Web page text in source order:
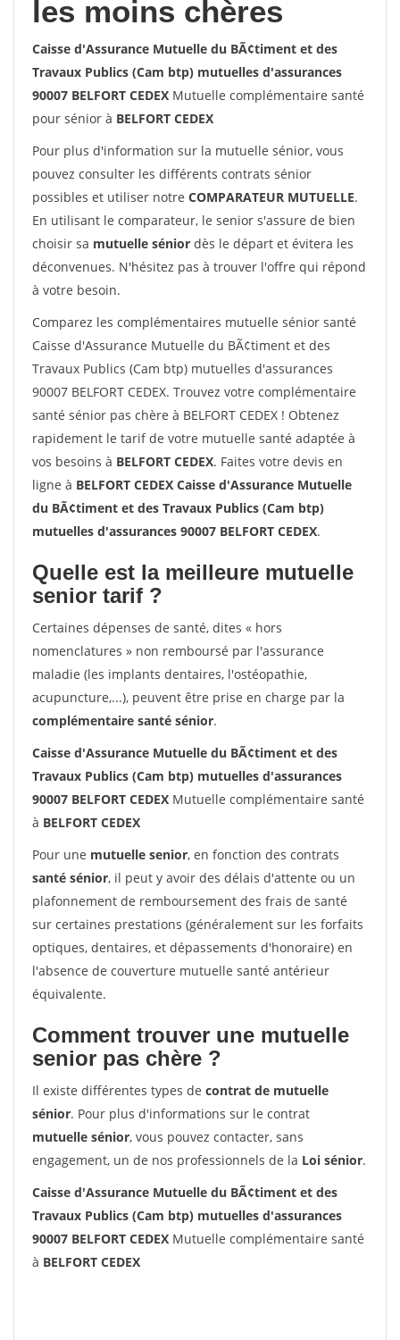
les moins chères
Caisse d'Assurance Mutuelle du BÃ¢timent et des
Travaux Publics (Cam btp) mutuelles d'assurances
90007 BELFORT CEDEX Mutuelle complémentaire santé
pour sénior à BELFORT CEDEX
Pour plus d'information sur la mutuelle sénior, vous
pouvez consulter les différents contrats sénior
possibles et utiliser notre COMPARATEUR MUTUELLE.
En utilisant le comparateur, le senior s'assure de bien
choisir sa mutuelle sénior dès le départ et évitera les
déconvenues. N'hésitez pas à trouver l'offre qui répond
à votre besoin.
Comparez les complémentaires mutuelle sénior santé
Caisse d'Assurance Mutuelle du BÃ¢timent et des
Travaux Publics (Cam btp) mutuelles d'assurances
90007 BELFORT CEDEX. Trouvez votre complémentaire
santé sénior pas chère à BELFORT CEDEX ! Obtenez
rapidement le tarif de votre mutuelle santé adaptée à
vos besoins à BELFORT CEDEX. Faites votre devis en
ligne à BELFORT CEDEX Caisse d'Assurance Mutuelle
du BÃ¢timent et des Travaux Publics (Cam btp)
mutuelles d'assurances 90007 BELFORT CEDEX.
Quelle est la meilleure mutuelle
senior tarif ?
Certaines dépenses de santé, dites « hors
nomenclatures » non remboursé par l'assurance
maladie (les implants dentaires, l'ostéopathie,
acupuncture,...), peuvent être prise en charge par la
complémentaire santé sénior.
Caisse d'Assurance Mutuelle du BÃ¢timent et des
Travaux Publics (Cam btp) mutuelles d'assurances
90007 BELFORT CEDEX Mutuelle complémentaire santé
à BELFORT CEDEX
Pour une mutuelle senior, en fonction des contrats
santé sénior, il peut y avoir des délais d'attente ou un
plafonnement de remboursement des frais de santé
sur certaines prestations (généralement sur les forfaits
optiques, dentaires, et dépassements d'honoraire) en
l'absence de couverture mutuelle santé antérieur
équivalente.
Comment trouver une mutuelle
senior pas chère ?
Il existe différentes types de contrat de mutuelle
sénior. Pour plus d'informations sur le contrat
mutuelle sénior, vous pouvez contacter, sans
engagement, un de nos professionnels de la Loi sénior.
Caisse d'Assurance Mutuelle du BÃ¢timent et des
Travaux Publics (Cam btp) mutuelles d'assurances
90007 BELFORT CEDEX Mutuelle complémentaire santé
à BELFORT CEDEX